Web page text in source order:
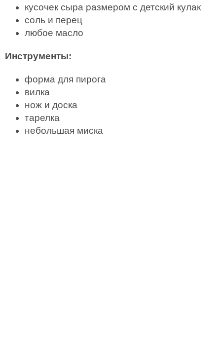
кусочек сыра размером с детский кулак
соль и перец
любое масло
Инструменты:
форма для пирога
вилка
нож и доска
тарелка
небольшая миска